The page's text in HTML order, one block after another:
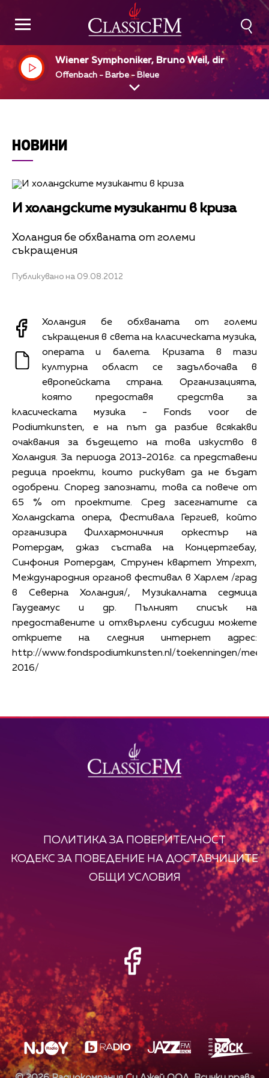
Wiener Symphoniker, Bruno Weil, dir
Offenbach - Barbe - Bleue
НОВИНИ
И холандските музиканти в криза
Холандия бе обхваната от големи
съкращения
Публикувано на 09.08.2012
Холандия бе обхваната от големи
съкращения в света на класическата музика,
операта и балета. Кризата в тази
културна област се задълбочава в
европейската страна. Организацията,
която предоставя средства за
класическата музика - Fonds voor de
Podiumkunsten, е на път да разбие всякакви
очаквания за бъдещето на това изкуство в
Холандия. За периода 2013-2016г. са представени
редица проекти, които рискуват да не бъдат
одобрени. Според запознати, това са повече от
65 % от проектите. Сред засегнатите са
Холандската опера, Фестивала Гергиев, който
организира Филхармоничния оркестър на
Ротердам, джаз състава на Концертгебау,
Синфония Ротердам, Струнен квартет Утрехт,
Международния органов фестивал в Харлем /град
в Северна Холандия/, Музикалната седмица
Гаудеамус и др. Пълният списък на
предоставените и отхвърлени субсидии можете
откриете на следния интернет адрес:
http://www.fondspodiumkunsten.nl/toekenningen/
2016/
ПОЛИТИКА ЗА ПОВЕРИТЕЛНОСТ
КОДЕКС ЗА ПОВЕДЕНИЕ НА ДОСТАВЧИЦИТЕ
ОБЩИ УСЛОВИЯ